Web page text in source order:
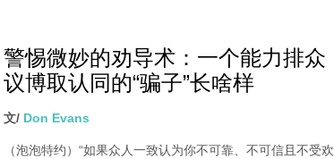
警惕微妙的劝导术：一个能力排众
议博取认同的“骗子”长啥样
文/ Don Evans
（泡泡特约）“如果众人一致认为你不可靠、不可信且不受欢